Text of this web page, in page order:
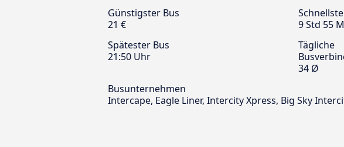
Günstigster Bus
21 €
9 Std 55
Spätester Bus
21:50 Uhr
Tägliche
34 Ø
Busunternehmen
Intercape, Eagle Liner, Intercity Xpress, Big Sky